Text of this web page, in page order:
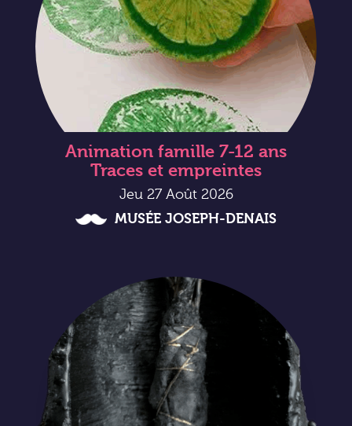
Animation famille 7-12 ans
Traces et empreintes
Jeu 27 Août 2026
MUSÉE JOSEPH-DENAIS